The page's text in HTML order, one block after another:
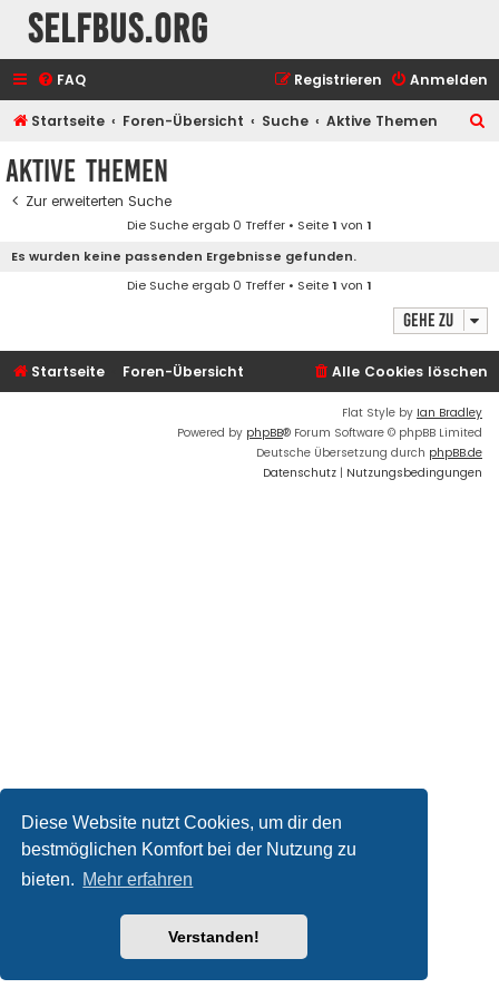
Diese Website nutzt Cookies, um dir den
bestmöglichen Komfort bei der Nutzung zu
bieten. Mehr erfahren
Verstanden!
selfbus.org
FAQ Anmelden
Registrieren
Startseite Foren-Übersicht Suche Aktive Themen
Aktive Themen
Zur erweiterten Suche
Die Suche ergab 0 Treffer • Seite1 von 1
Es wurden keine passenden Ergebnisse gefunden.
Die Suche ergab 0 Treffer • Seite1 von 1
Gehe zu
Startseite Foren-Übersicht Alle Cookies löschen
Flat Style by Ian Bradley
Powered by phpBB® Forum Software © phpBB Limited
Deutsche Übersetzung durch phpBB.de
Datenschutz | Nutzungsbedingungen